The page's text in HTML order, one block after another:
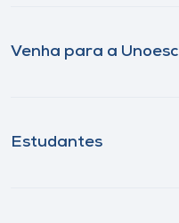
Venha para a Unoesc
Estudantes